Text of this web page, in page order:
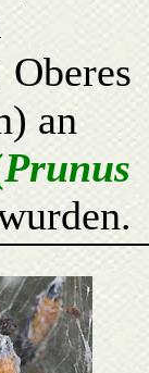
an
Prunus